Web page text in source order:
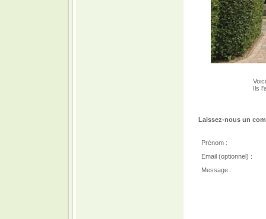
Ils
Laissez-nous un
Prénom :
Email (optionnel) :
Message :